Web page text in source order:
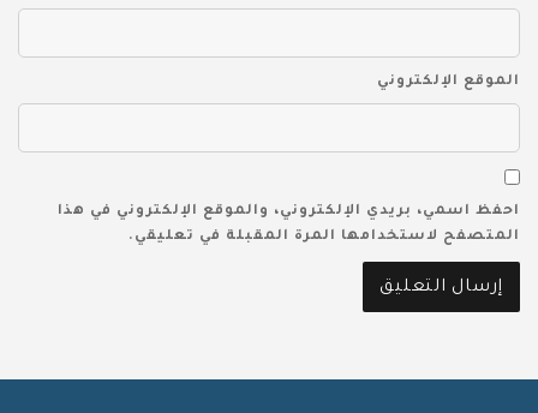
الموقع الإلكتروني
احفظ اسمي، بريدي الإلكتروني، والموقع الإلكتروني في هذا
المتصفح لاستخدامها المرة المقبلة في تعليقي.